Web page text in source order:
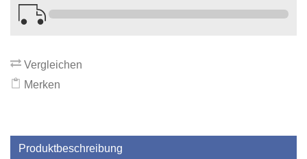
Vergleichen
Merken
Produktbeschreibung